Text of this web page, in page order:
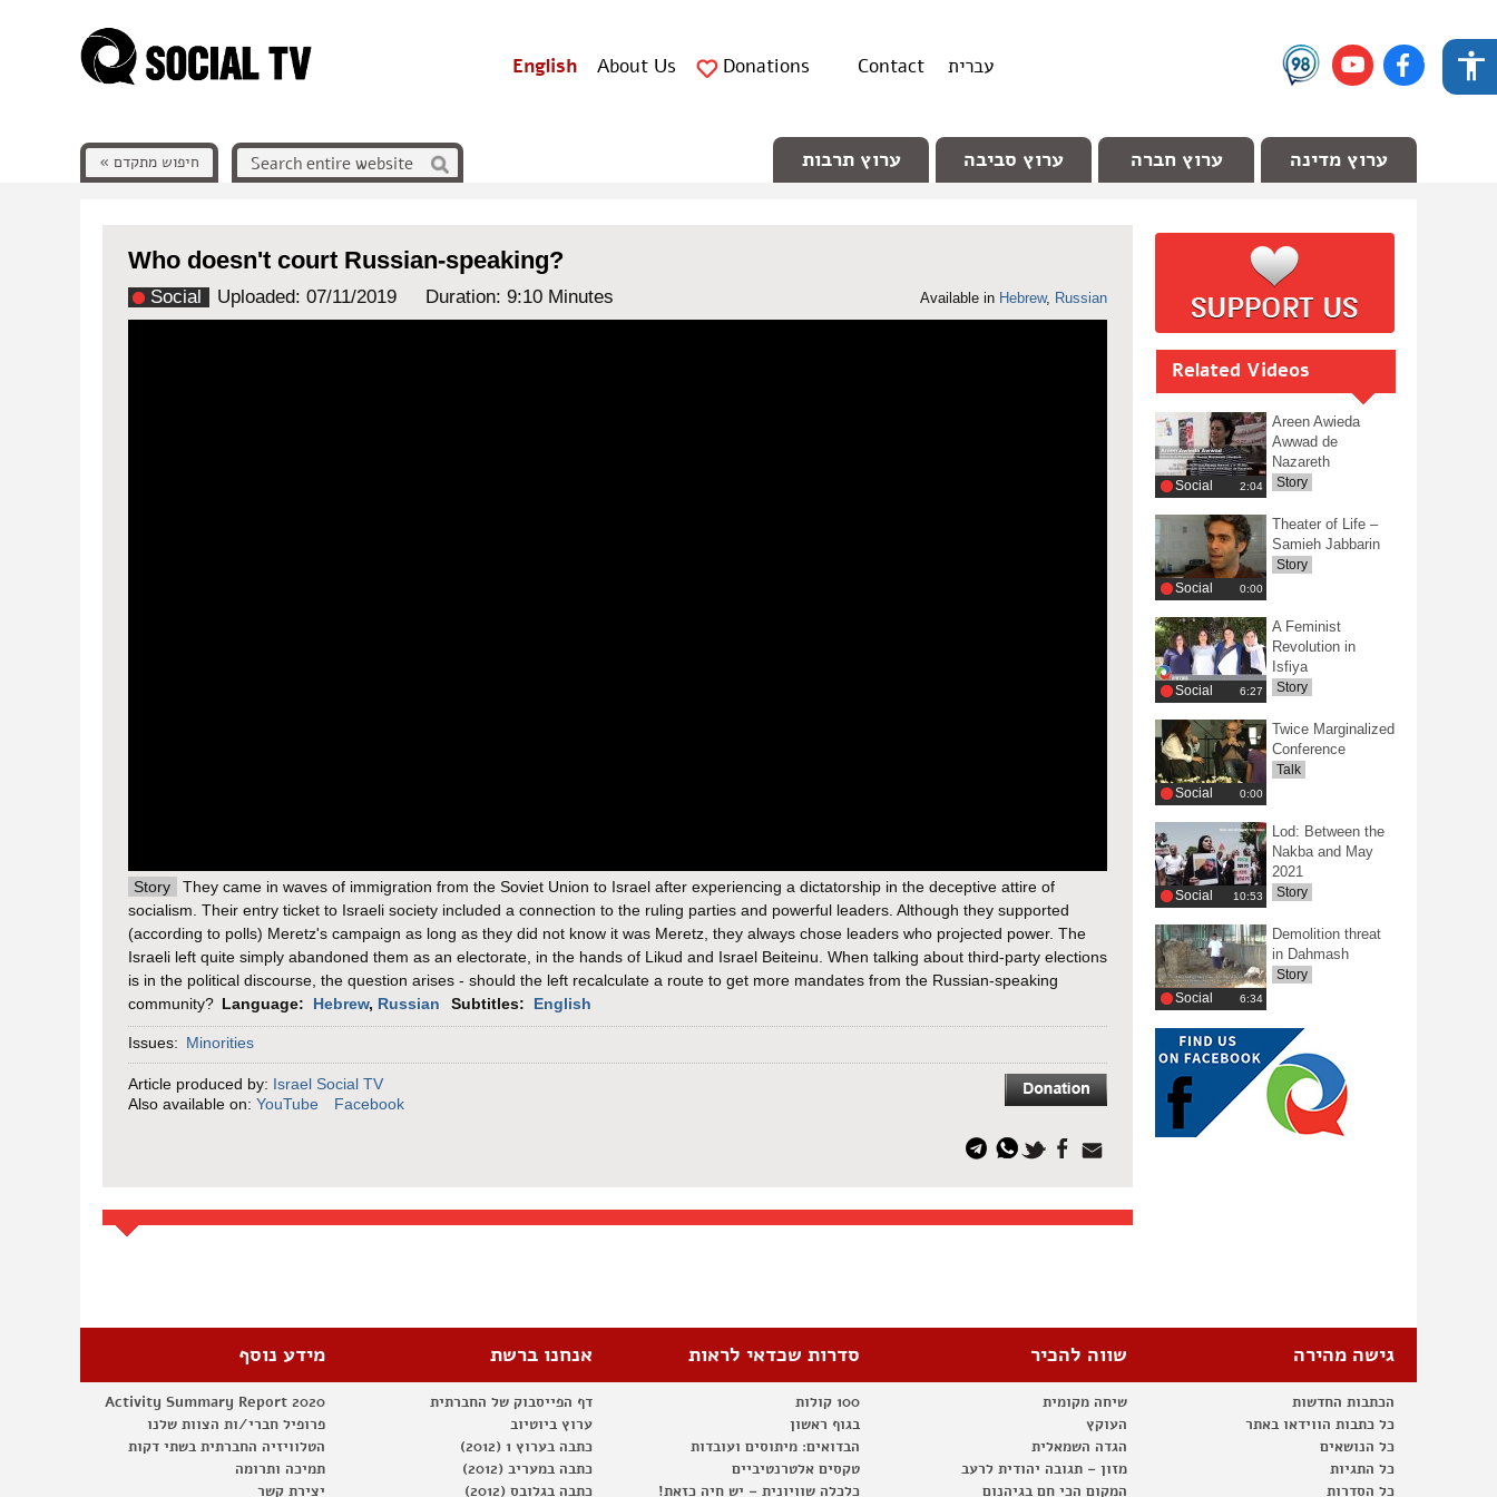
עברית Contact
Donations
About Us
English
ערוץ מדינה ערוץ חברה ערוץ סביבה ערוץ תרבות חיפוש מתקדם »
Who doesn't court Russian-speaking?
Social Uploaded: 07/11/2019 Duration: ‎9:10 Minutes Available in Hebrew, Russian
Story
They came in waves of immigration from the Soviet Union to Israel after experiencing a dictatorship in the deceptive attire of
socialism. Their entry ticket to Israeli society included a connection to the ruling parties and powerful leaders. Although they supported
(according to polls) Meretz's campaign as long as they did not know it was Meretz, they always chose leaders who projected power. The
Israeli left quite simply abandoned them as an electorate, in the hands of Likud and Israel Beiteinu. When talking about third-party elections
is in the political discourse, the question arises - should the left recalculate a route to get more mandates from the Russian-speaking
community? Language: Hebrew, Russian Subtitles: English
Issues: Minorities
Article produced by: Israel Social TV
Also available on: YouTube Facebook
Related Videos
Social ‎2:04
Areen Awieda
Awwad de
Nazareth
Story
Social 0:00
Theater of Life –
Samieh Jabbarin
Story
Social ‎6:27
A Feminist
Revolution in
Isfiya
Story
Social 0:00
Twice Marginalized
Conference
Talk
Social ‎10:53
Lod: Between the
Nakba and May
2021
Story
Social ‎6:34
Demolition threat
in Dahmash
Story
גישה מהירה
הכתבות החדשות
כל כתבות הווידאו באתר
כל הנושאים
כל התגיות
כל הסדרות
שווה להכיר
שיחה מקומית
העוקץ
הגדה השמאלית
מזון – תגובה יהודית לרעב
המקום הכי חם בגיהנום
סדרות שכדאי לראות
100 קולות
בגוף ראשון
הבדואים: מיתוסים ועובדות
טקסים אלטרנטיביים
כלכלה שוויונית – יש חיה כזאת!
אנחנו ברשת
דף הפייסבוק של החברתית
ערוץ ביוטיוב
כתבה בערוץ 1 (2012)
כתבה במעריב (2012)
כתבה בגלובס (2012)
מידע נוסף
Activity Summary Report 2020
פרופיל חברי/ות הצוות שלנו
הטלוויזיה החברתית בשתי דקות
תמיכה ותרומה
יצירת קשר